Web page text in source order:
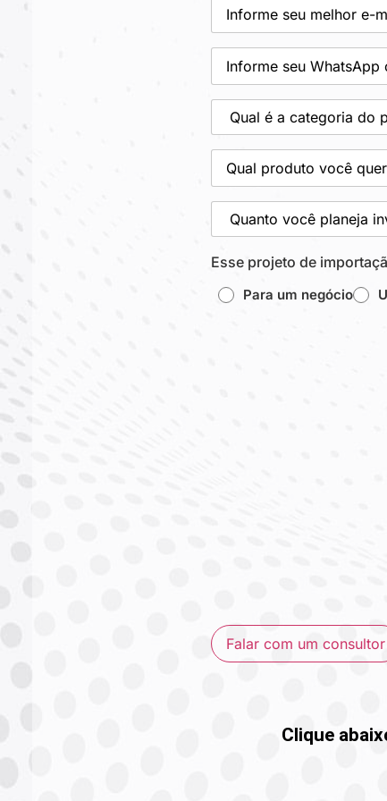
mail(obrigatório)
WhatsApp(obrigatório)
Qual
a
categoria
do
produto
que
você
quer
importar?
Qual
produto
você
quer
importar?
(obrigatório)
Quanto
você
planeja
no
projeto
de
Esse projeto de
Para um negócio
Falar com um consultor
Clique